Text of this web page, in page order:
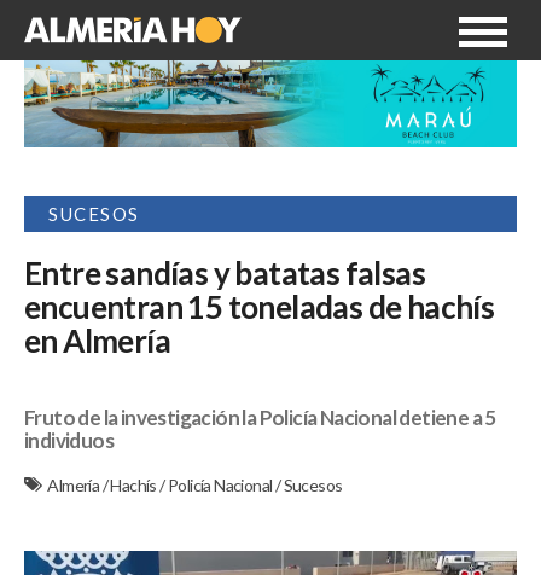
SUCESOS
Entre sandías y batatas falsas
encuentran 15 toneladas de hachís
en Almería
Fruto de la investigación la Policía Nacional detiene a 5
individuos
Almería/Hachís/Policía Nacional/Sucesos